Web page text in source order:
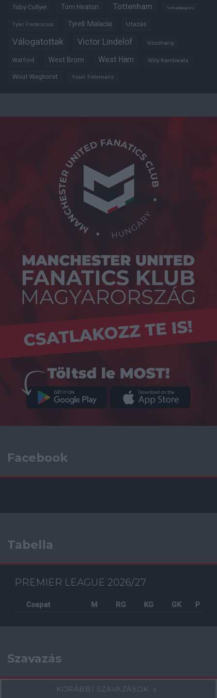
Toby Collyer Tom Heaton Tottenham Trófeabibliográfia
Tyler Fredericson Tyrell Malacia Utazás
Válogatottak Victor Lindelöf Visszhang
Watford West Brom West Ham Willy Kambwala
Wout Weghorst Youri Tielemans
Facebook
Tabella
PREMIER LEAGUE 2026/27
Csapat M RG KG GK P
Szavazás
KORÁBBI SZAVAZÁSOK